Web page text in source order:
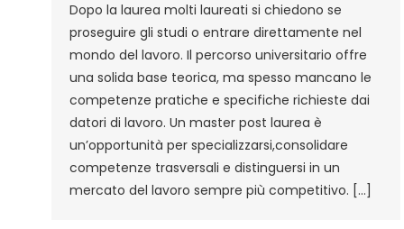
La
Laurea
Dopo la laurea molti laureati si chiedono se
proseguire gli studi o entrare direttamente nel
mondo del lavoro. Il percorso universitario offre
una solida base teorica, ma spesso mancano le
competenze pratiche e specifiche richieste dai
datori di lavoro. Un master post laurea è
un’opportunità per specializzarsi,consolidare
competenze trasversali e distinguersi in un
mercato del lavoro sempre più competitivo. […]